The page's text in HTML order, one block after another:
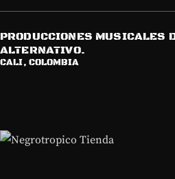
PRODUCCIONES MUSICALES
ALTERNATIVO.
CALI, COLOMBIA